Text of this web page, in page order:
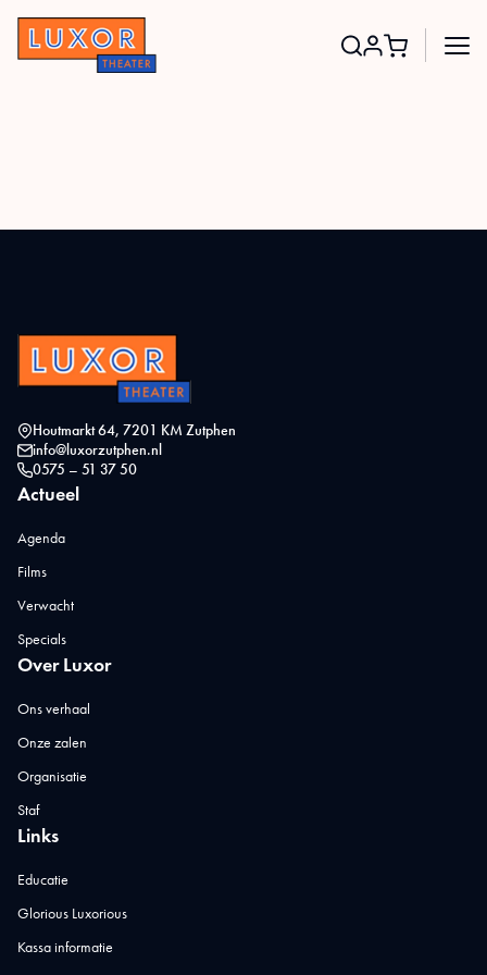
Houtmarkt 64, 7201 KM Zutphen
info@luxorzutphen.nl
0575 – 51 37 50
Actueel
Agenda
Films
Verwacht
Specials
Over Luxor
Ons verhaal
Onze zalen
Organisatie
Staf
Links
Educatie
Glorious Luxorious
Kassa informatie